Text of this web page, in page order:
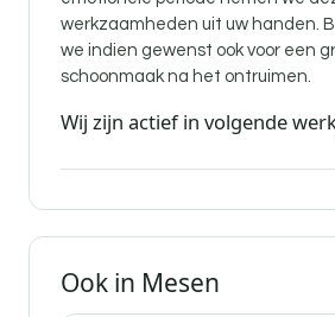
werkzaamheden uit uw handen.
we indien gewenst ook voor een
schoonmaak na het ontruimen.
Wij zijn actief in volgende
Ook in Mesen